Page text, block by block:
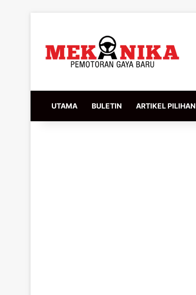
UTAMA BULETIN ARTIKEL PILIHAN